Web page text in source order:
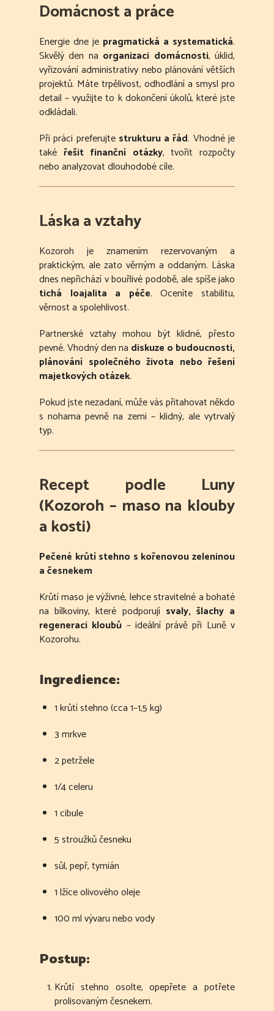
Domácnost a práce
Energie dne je pragmatická a systematická.
Skvělý den na organizaci domácnosti, úklid,
vyřizování administrativy nebo plánování větších
projektů. Máte trpělivost, odhodlání a smysl pro
detail – využijte to k dokončení úkolů, které jste
odkládali.
Při práci preferujte strukturu a řád. Vhodné je
také řešit finanční otázky, tvořit rozpočty
nebo analyzovat dlouhodobé cíle.
Láska a vztahy
Kozoroh je znamením rezervovaným a
praktickým, ale zato věrným a oddaným. Láska
dnes nepřichází v bouřlivé podobě, ale spíše jako
tichá loajalita a péče. Oceníte stabilitu,
věrnost a spolehlivost.
Partnerské vztahy mohou být klidné, přesto
pevné. Vhodný den na diskuze o budoucnosti,
plánování společného života nebo řešení
majetkových otázek.
Pokud jste nezadaní, může vás přitahovat někdo
s nohama pevně na zemi – klidný, ale vytrvalý
typ.
Recept podle Luny
(Kozoroh – maso na klouby
a kosti)
Pečené krůtí stehno s kořenovou zeleninou
a česnekem
Krůtí maso je výživné, lehce stravitelné a bohaté
na bílkoviny, které podporují svaly, šlachy a
regeneraci kloubů – ideální právě při Luně v
Kozorohu.
Ingredience:
1 krůtí stehno (cca 1–1,5 kg)
3 mrkve
2 petržele
1/4 celeru
1 cibule
5 stroužků česneku
sůl, pepř, tymián
1 lžíce olivového oleje
100 ml vývaru nebo vody
Postup:
Krůtí stehno osolte, opepřete a potřete
prolisovaným česnekem.